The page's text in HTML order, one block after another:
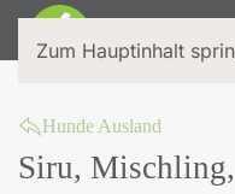
Zum Hauptinhalt
Hunde Ausland
Siru,